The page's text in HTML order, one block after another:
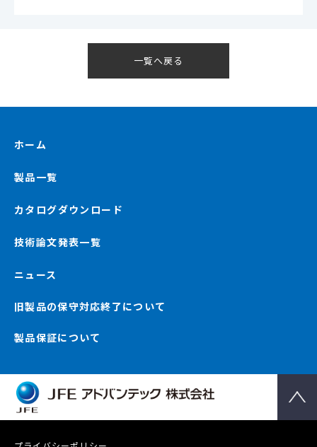
一覧へ戻る
ホーム
製品一覧
カタログダウンロード
技術論文発表一覧
ニュース
旧製品の保守対応終了について
製品保証について